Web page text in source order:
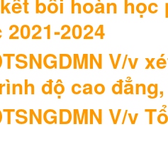
2024
V/v
độ cao
V/v